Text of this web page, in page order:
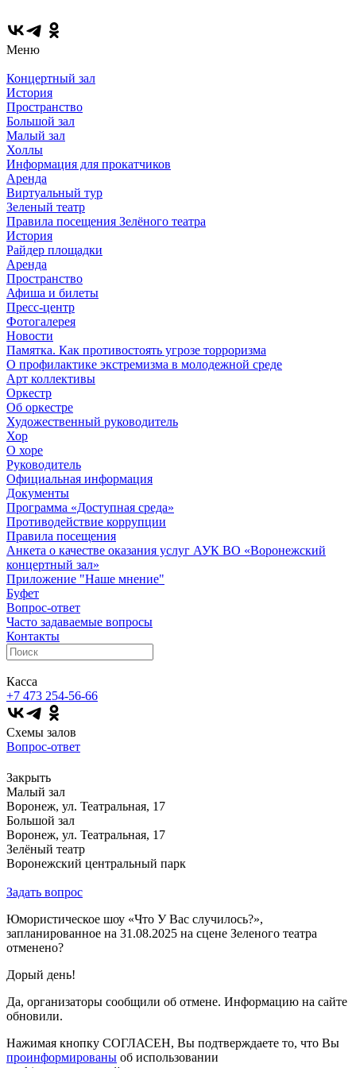
Меню
Концертный зал
История
Пространство
Большой зал
Малый зал
Холлы
Информация для прокатчиков
Аренда
Виртуальный тур
Зеленый театр
Правила посещения Зелёного театра
История
Райдер площадки
Аренда
Пространство
Афиша и билеты
Пресс-центр
Фотогалерея
Новости
Памятка. Как противостоять угрозе торроризма
О профилактике экстремизма в молодежной среде
Арт коллективы
Оркестр
Об оркестре
Художественный руководитель
Хор
О хоре
Руководитель
Официальная информация
Документы
Программа «Доступная среда»
Противодействие коррупции
Правила посещения
Анкета о качестве оказания услуг АУК ВО «Воронежский
концертный зал»
Приложение "Наше мнение"
Буфет
Вопрос-ответ
Часто задаваемые вопросы
Контакты
Касса
+7 473 254-56-66
Схемы залов
Вопрос-ответ
Закрыть
Малый зал
Воронеж, ул. Театральная, 17
Большой зал
Воронеж, ул. Театральная, 17
Зелёный театр
Воронежский центральный парк
Задать вопрос
Юмористическое шоу «Что У Вас случилось?»,
запланированное на 31.08.2025 на сцене Зеленого театра
отменено?
Дорый день!
Да, организаторы сообщили об отмене. Информацию на сайте
обновили.
Нажимая кнопку СОГЛАСЕН, Вы подтверждаете то, что Вы
проинформированы об использовании